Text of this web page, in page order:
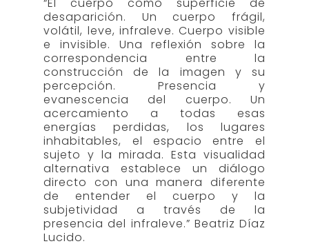
desaparición. Un cuerpo frágil,
volátil, leve, infraleve. Cuerpo visible
e invisible. Una reflexión sobre la
correspondencia entre la
construcción de la imagen y su
percepción. Presencia y
evanescencia del cuerpo. Un
acercamiento a todas esas
energías perdidas, los lugares
inhabitables, el espacio entre el
sujeto y la mirada. Esta visualidad
alternativa establece un diálogo
directo con una manera diferente
de entender el cuerpo y la
subjetividad a través de la
presencia del infraleve.” Beatriz Díaz
Lucido.